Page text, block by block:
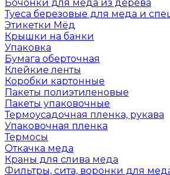
Бочонки для меда из дерева
Туеса березовые для меда и
Этикетки Мёд
Крышки на банки
Упаковка
Бумага оберточная
Клейкие ленты
Коробки картонные
Пакеты полиэтиленовые
Пакеты упаковочные
Термоусадочная пленка, рукава
Упаковочная пленка
Термосы
Откачка меда
Краны для слива меда
Фильтры, сита, воронки для